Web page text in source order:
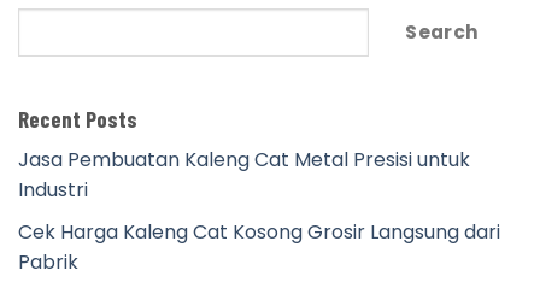
Search
Recent Posts
Jasa Pembuatan Kaleng Cat Metal Presisi untuk
Industri
Cek Harga Kaleng Cat Kosong Grosir Langsung dari
Pabrik